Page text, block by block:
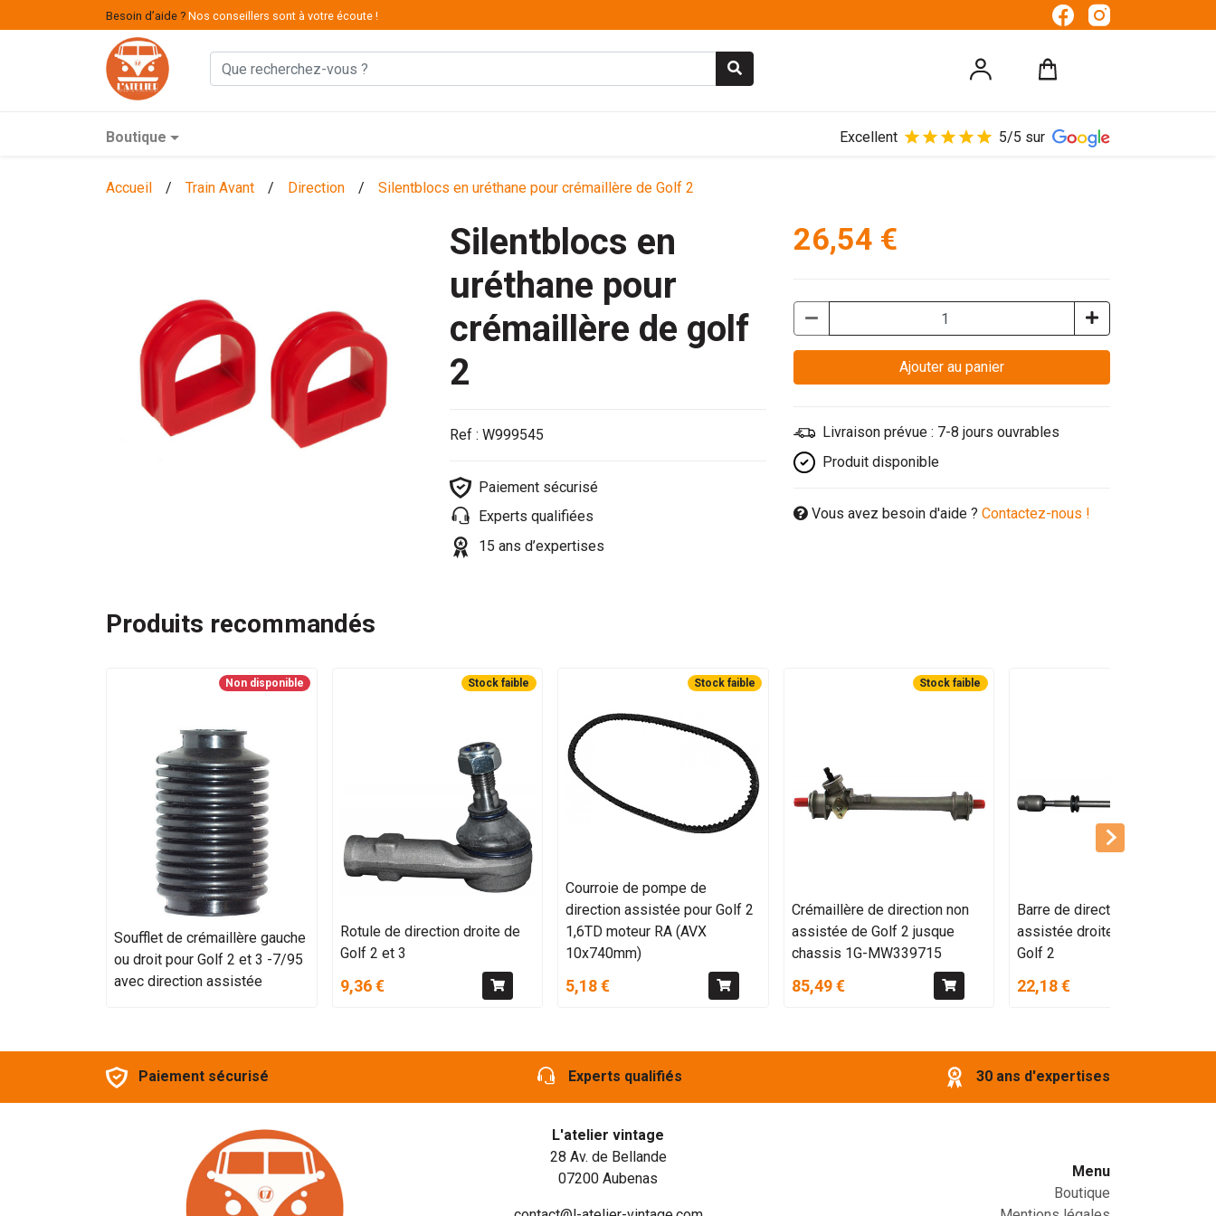
Besoin d’aide ? Nos conseillers sont à votre écoute !
Boutique Excellent 5/5 sur
Accueil / Train Avant / Direction / Silentblocs en uréthane pour crémaillère de Golf 2
Silentblocs en
uréthane pour
crémaillère de golf
2
Ref : W999545
Paiement sécurisé
Experts qualifiées
15 ans d’expertises
26,54 €
Ajouter au panier
Livraison prévue : 7-8 jours ouvrables
Produit disponible
Vous avez besoin d'aide ? Contactez-nous !
Produits recommandés
Non disponible
Soufflet de crémaillère gauche
ou droit pour Golf 2 et 3 -7/95
avec direction assistée
Stock faible
Rotule de direction droite de
Golf 2 et 3
9,36 €
Stock faible
Courroie de pompe de
direction assistée pour Golf 2
1,6TD moteur RA (AVX
10x740mm)
5,18 €
Stock faible
Crémaillère de direction non
assistée de Golf 2 jusque
chassis 1G-MW339715
85,49 €
Barre de direction non
assistée droite avec rotule de
Golf 2
22,18 €
Paiement sécurisé Experts qualifiés 30 ans d'expertises
L'atelier vintage
28 Av. de Bellande
07200 Aubenas
Menu
Boutique